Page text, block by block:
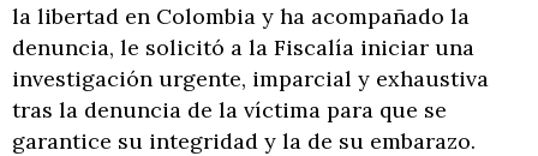
la libertad en Colombia y ha acompañado la
denuncia, le solicitó a la Fiscalía iniciar una
investigación urgente, imparcial y exhaustiva
tras la denuncia de la víctima para que se
garantice su integridad y la de su embarazo.